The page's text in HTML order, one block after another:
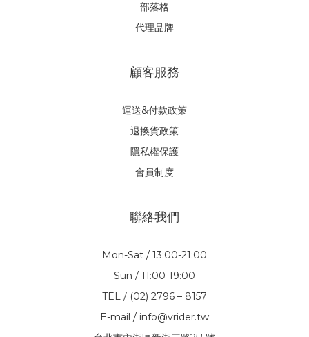
部落格
代理品牌
顧客服務
運送&付款政策
退換貨政策
隱私權保護
會員制度
聯絡我們
Mon-Sat / 13:00-21:00
Sun / 11:00-19:00
TEL / (02) 2796 – 8157
E-mail / info@vrider.tw